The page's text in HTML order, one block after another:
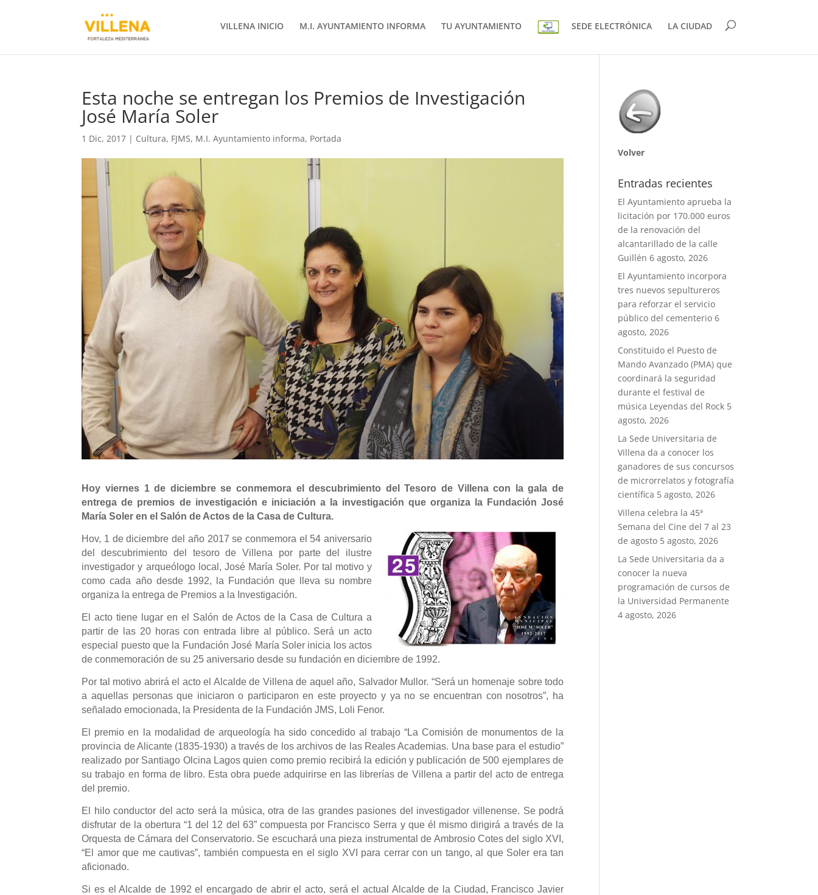
VILLENA INICIO M.I. AYUNTAMIENTO INFORMA TU AYUNTAMIENTO SEDE ELECTRÓNICA LA CIUDAD
Esta noche se entregan los Premios de Investigación
José María Soler
1 Dic, 2017 | Cultura, FJMS, M.I. Ayuntamiento informa, Portada
Hoy viernes 1 de diciembre se conmemora el descubrimiento del Tesoro de Villena con la gala de
entrega de premios de investigación e iniciación a la investigación que organiza la Fundación José
María Soler en el Salón de Actos de la Casa de Cultura.
Hov, 1 de diciembre del año 2017 se conmemora el 54 aniversario
del descubrimiento del tesoro de Villena por parte del ilustre
investigador y arqueólogo local, José María Soler. Por tal motivo y
como cada año desde 1992, la Fundación que lleva su nombre
organiza la entrega de Premios a la Investigación.
El acto tiene lugar en el Salón de Actos de la Casa de Cultura a
partir de las 20 horas con entrada libre al público. Será un acto
especial puesto que la Fundación José María Soler inicia los actos
de conmemoración de su 25 aniversario desde su fundación en diciembre de 1992.
Por tal motivo abrirá el acto el Alcalde de Villena de aquel año, Salvador Mullor. “Será un homenaje sobre todo
a aquellas personas que iniciaron o participaron en este proyecto y ya no se encuentran con nosotros”, ha
señalado emocionada, la Presidenta de la Fundación JMS, Loli Fenor.
El premio en la modalidad de arqueología ha sido concedido al trabajo “La Comisión de monumentos de la
provincia de Alicante (1835-1930) a través de los archivos de las Reales Academias. Una base para el estudio”
realizado por Santiago Olcina Lagos quien como premio recibirá la edición y publicación de 500 ejemplares de
su trabajo en forma de libro. Esta obra puede adquirirse en las librerías de Villena a partir del acto de entrega
del premio.
El hilo conductor del acto será la música, otra de las grandes pasiones del investigador villenense. Se podrá
disfrutar de la obertura “1 del 12 del 63” compuesta por Francisco Serra y que él mismo dirigirá a través de la
Orquesta de Cámara del Conservatorio. Se escuchará una pieza instrumental de Ambrosio Cotes del siglo XVI,
“El amor que me cautivas”, también compuesta en el siglo XVI para cerrar con un tango, al que Soler era tan
aficionado.
Si es el Alcalde de 1992 el encargado de abrir el acto, será el actual Alcalde de la Ciudad, Francisco Javier
Volver
Entradas recientes
El Ayuntamiento aprueba la
licitación por 170.000 euros
de la renovación del
alcantarillado de la calle
Guillén 6 agosto, 2026
El Ayuntamiento incorpora
tres nuevos sepultureros
para reforzar el servicio
público del cementerio 6
agosto, 2026
Constituido el Puesto de
Mando Avanzado (PMA) que
coordinará la seguridad
durante el festival de
música Leyendas del Rock 5
agosto, 2026
La Sede Universitaria de
Villena da a conocer los
ganadores de sus concursos
de microrrelatos y fotografía
científica 5 agosto, 2026
Villena celebra la 45ª
Semana del Cine del 7 al 23
de agosto 5 agosto, 2026
La Sede Universitaria da a
conocer la nueva
programación de cursos de
la Universidad Permanente
4 agosto, 2026